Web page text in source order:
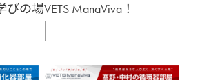
の場VETS ManaViva！